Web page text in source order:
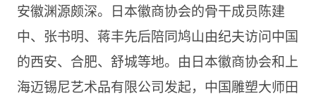
安徽渊源颇深。日本徽商协会的骨干成员陈建
中、张书明、蒋丰先后陪同鸠山由纪夫访问中国
的西安、合肥、舒城等地。由日本徽商协会和上
海迈锡尼艺术品有限公司发起，中国雕塑大师田